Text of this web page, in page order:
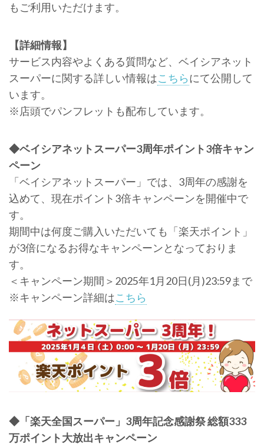
もご利用いただけます。
【詳細情報】
サービス内容やよくある質問など、ベイシアネット
スーパーに関する詳しい情報はこちらにて公開して
います。
※店頭でパンフレットも配布しています。
◆ベイシアネットスーパー3周年ポイント3倍キャン
ペーン
「ベイシアネットスーパー」では、3周年の感謝を
込めて、現在ポイント3倍キャンペーンを開催中で
す。
期間中は何度ご購入いただいても「楽天ポイント」
が3倍になるお得なキャンペーンとなっておりま
す。
＜キャンペーン期間＞2025年1月20日(月)23:59まで
※キャンペーン詳細はこちら
◆「楽天全国スーパー」3周年記念感謝祭 総額333
万ポイント大放出キャンペーン